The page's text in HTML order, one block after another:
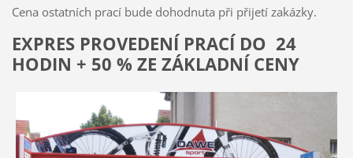
Cena ostatních prací bude dohodnuta při přijetí zakázky.
EXPRES PROVEDENÍ PRACÍ DO 24
HODIN + 50 % ZE ZÁKLADNÍ CENY